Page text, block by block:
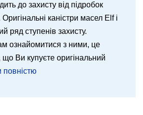
до захисту від підробок
Оригінальні каністри масел Elf і
ряд ступенів захисту.
ознайомитися з ними, це
що Ви купуєте оригінальний
повністю